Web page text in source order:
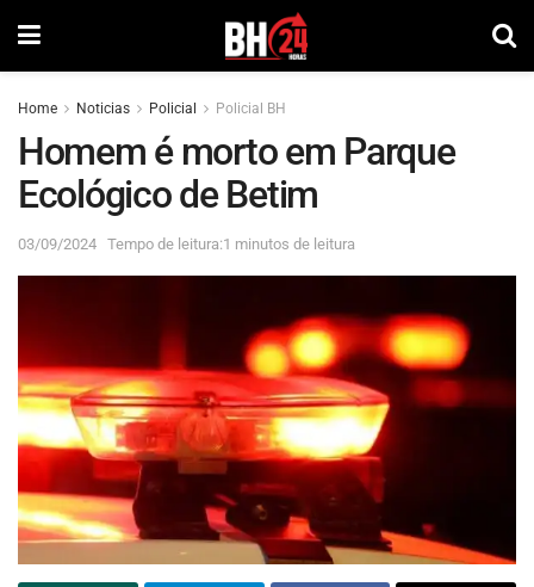
Home Noticias Policial Policial BH
Homem é morto em Parque
Ecológico de Betim
03/09/2024 Tempo de leitura:1 minutos de leitura